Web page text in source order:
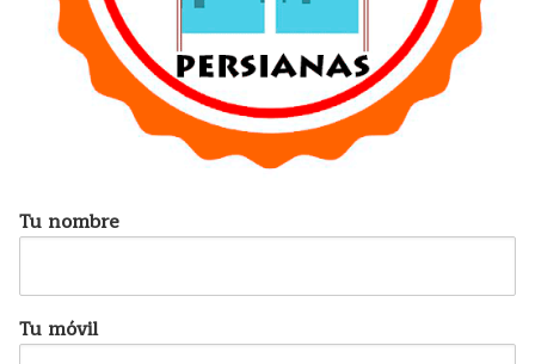
Tu nombre
Tu móvil